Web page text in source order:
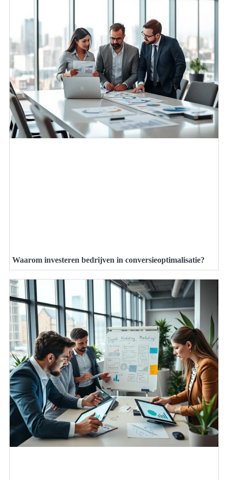
Waarom investeren bedrijven in conversieoptimalisatie?